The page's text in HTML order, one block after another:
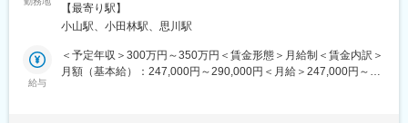
力アップ
入社後～半年程度：ロープレ検定合格でプロへ(再試験制度もある
■ライフスタイルに合わせられる働き方：
シフトによる勤務で毎月20日頃に翌月のシフトが決まります。希
既存のお客様に対して生保をご提案いただくイメージです。生損
保一体型保険商品「超保険」の他、住まいや自動車、病気・が
ん・おケガ等の医療の保険、万一の保険、事業活動など法人のお
客様へ向けた保険など様々なプラン・商品をお客様目線に立って
策：屋内全面禁煙変更の範囲：本文参照
【最寄り駅】
小山駅、小田林駅、思川駅
給与
＜予定年収＞300万円～350万円＜賃金形態＞月給制＜賃金内訳＞
月額（基本給）：247,000円～290,000円＜月給＞247,000円～